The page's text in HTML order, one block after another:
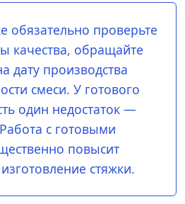
обязательно проверьте
качества, обращайте
дату производства
смеси. У готового
один недостаток —
с готовыми
повысит
стяжки.